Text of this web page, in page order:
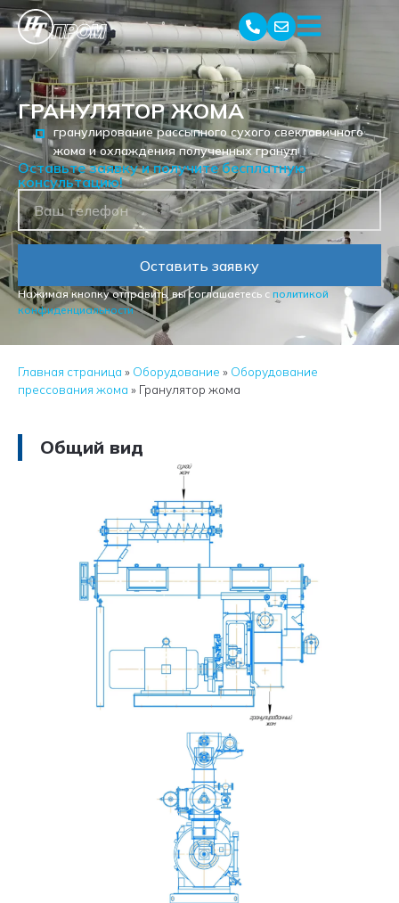
ГРАНУЛЯТОР ЖОМА
гранулирование рассыпного сухого свекловичного
жома и охлаждения полученных гранул
Оставьте заявку и получите бесплатную
консультацию!
Оставить заявку
Нажимая кнопку отправить, вы соглашаетесь с политикой
конфиденциальности
Главная страница » Оборудование » Оборудование
прессования жома » Гранулятор жома
Общий вид